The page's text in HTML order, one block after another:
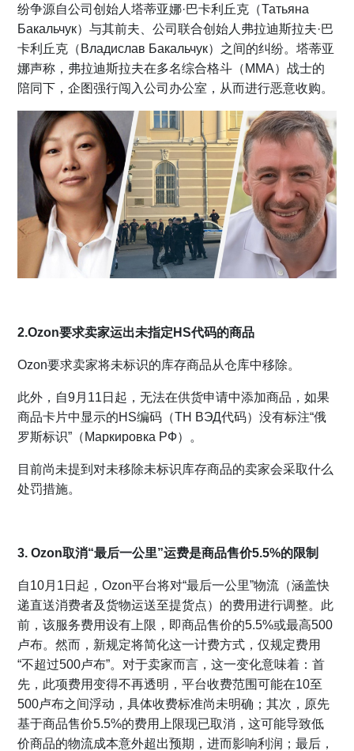
纷争源自公司创始人塔蒂亚娜·巴卡利丘克（Татьяна
Бакальчук）与其前夫、公司联合创始人弗拉迪斯拉夫·巴
卡利丘克（Владислав Бакальчук）之间的纠纷。塔蒂亚
娜声称，弗拉迪斯拉夫在多名综合格斗（MMA）战士的
陪同下，企图强行闯入公司办公室，从而进行恶意收购。
2.Ozon要求卖家运出未指定HS代码的商品
Ozon要求卖家将未标识的库存商品从仓库中移除。
此外，自9月11日起，无法在供货申请中添加商品，如果
商品卡片中显示的HS编码（ТН ВЭД代码）没有标注“俄
罗斯标识”（Маркировка РФ）。
目前尚未提到对未移除未标识库存商品的卖家会采取什么
处罚措施。
3. Ozon取消“最后一公里”运费是商品售价5.5%的限制
自10月1日起，Ozon平台将对“最后一公里”物流（涵盖快
递直送消费者及货物运送至提货点）的费用进行调整。此
前，该服务费用设有上限，即商品售价的5.5%或最高500
卢布。然而，新规定将简化这一计费方式，仅规定费用
“不超过500卢布”。对于卖家而言，这一变化意味着：首
先，此项费用变得不再透明，平台收费范围可能在10至
500卢布之间浮动，具体收费标准尚未明确；其次，原先
基于商品售价5.5%的费用上限现已取消，这可能导致低
价商品的物流成本意外超出预期，进而影响利润；最后，